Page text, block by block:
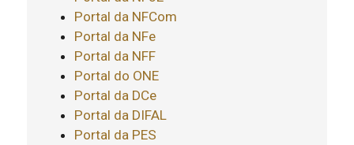
Portal da NFCom
Portal da NFe
Portal da NFF
Portal do ONE
Portal da DCe
Portal da DIFAL
Portal da PES